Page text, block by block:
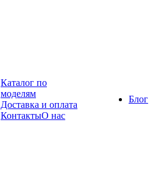
Каталог по
моделям
Доставка и оплата
КонтактыО нас
Блог